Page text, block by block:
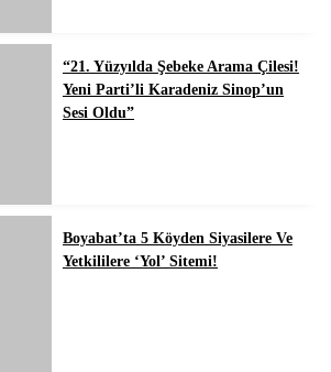
“21. Yüzyılda Şebeke Arama Çilesi!
Yeni Parti’li Karadeniz Sinop’un
Sesi Oldu”
Boyabat’ta 5 Köyden Siyasilere Ve
Yetkililere ‘Yol’ Sitemi!